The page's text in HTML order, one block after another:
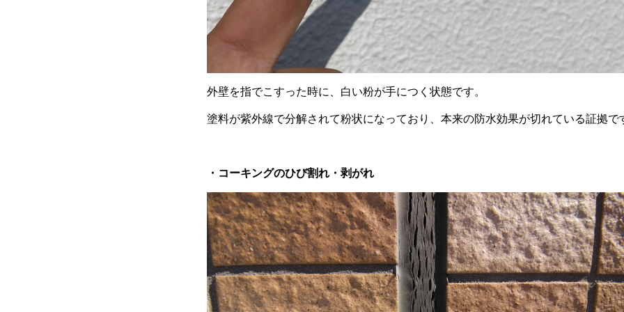
外壁を指でこすった時に、白い粉が手につく状態です。
塗料が紫外線で分解されて粉状になっており、本来の防水効果が切れている証拠で
・コーキングのひび割れ・剥がれ